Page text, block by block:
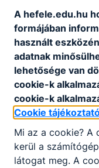
gondolkodású, jó
változatos
Ügyes mozgás,
szemmérték és
csapatmunka.
A
A hefele.edu.hu
formájában
használt
adatnak
lehetősége van
cookie-k
cookie-k
Cookie
Mi az a cookie? A
kerül a
látogat meg. A